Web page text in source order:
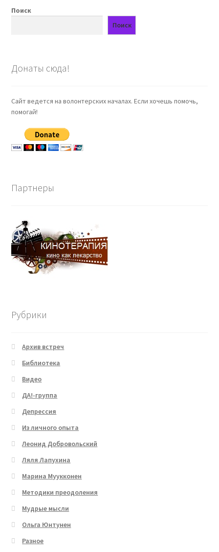
Поиск
Поиск
Донаты сюда!
Сайт ведется на волонтерских началах. Если хочешь помочь,
помогай!
Партнеры
Рубрики
Архив встреч
Библиотека
Видео
ДА!-группа
Депрессия
Из личного опыта
Леонид Добровольский
Ляля Лапухина
Марина Муукконен
Методики преодоления
Мудрые мысли
Ольга Юнтунен
Разное